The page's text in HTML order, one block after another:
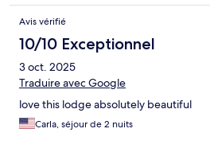
Avis vérifié
10/10 Exceptionnel
3 oct. 2025
Traduire avec Google
love this lodge absolutely beautiful
Carla, séjour de 2 nuits